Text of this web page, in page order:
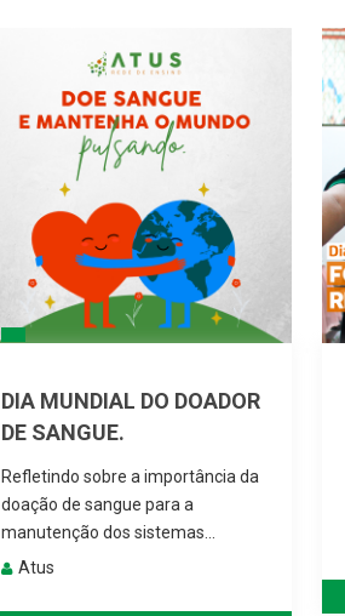
DIA MUNDIAL DO DOADOR
DE SANGUE.
Refletindo sobre a importância da
doação de sangue para a
manutenção dos sistemas...
Atus